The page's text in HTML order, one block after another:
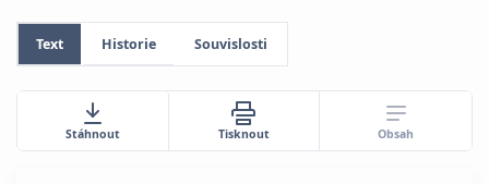
Text Historie Souvislosti
Stáhnout Tisknout Obsah